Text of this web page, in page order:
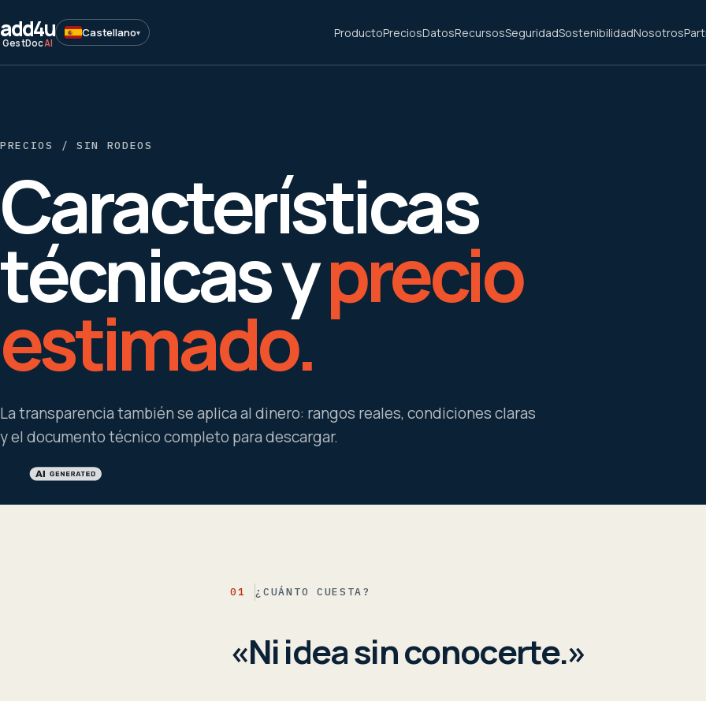
add4u
GestDocAI
Castellano▾ ProductoPreciosDatosRecursosSeguridadSostenibilidadNosotros
PRECIOS / SIN RODEOS
Características
técnicas yprecio
estimado.
La transparencia también se aplica al dinero: rangos reales, condiciones claras
y el documento técnico completo para descargar.
01 ¿CUÁNTO CUESTA?
«Ni idea sin conocerte.»